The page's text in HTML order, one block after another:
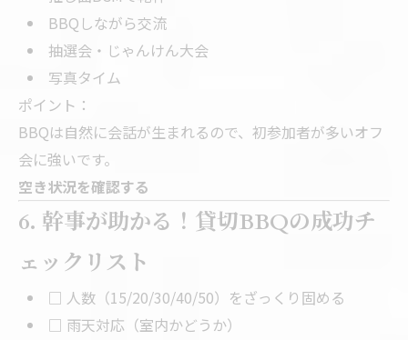
BBQしながら交流
抽選会・じゃんけん大会
写真タイム
ポイント：
BBQは自然に会話が生まれるので、初参加者が多いオフ
会に強いです。
空き状況を確認する
6. 幹事が助かる！貸切BBQの成功チ
ェックリスト
□ 人数（15/20/30/40/50）をざっくり固める
□ 雨天対応（室内かどうか）